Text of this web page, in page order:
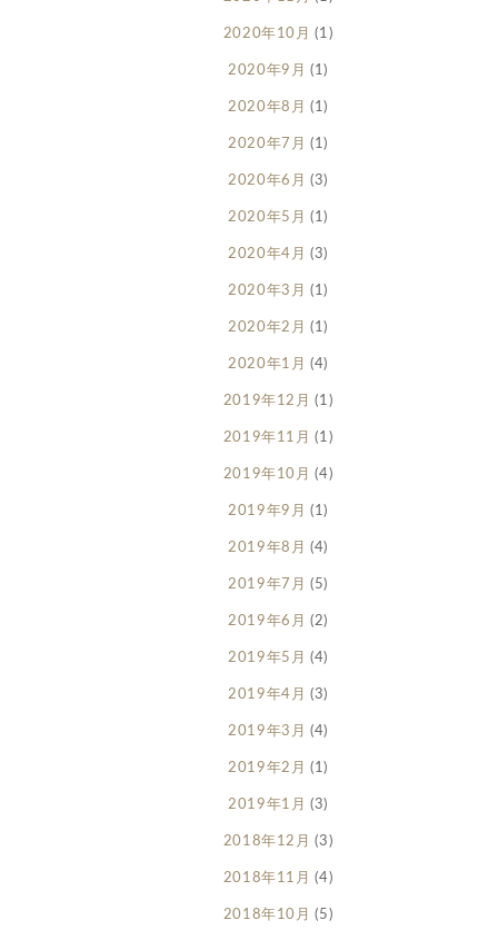
2020年10月 (1)
2020年9月 (1)
2020年8月 (1)
2020年7月 (1)
2020年6月 (3)
2020年5月 (1)
2020年4月 (3)
2020年3月 (1)
2020年2月 (1)
2020年1月 (4)
2019年12月 (1)
2019年11月 (1)
2019年10月 (4)
2019年9月 (1)
2019年8月 (4)
2019年7月 (5)
2019年6月 (2)
2019年5月 (4)
2019年4月 (3)
2019年3月 (4)
2019年2月 (1)
2019年1月 (3)
2018年12月 (3)
2018年11月 (4)
2018年10月 (5)